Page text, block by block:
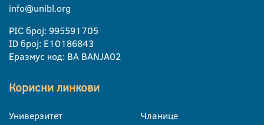
info@unibl.org
PIC број: 995591705
ID број: E10186843
Еразмус код: BA BANJA02
Корисни линкови
Универзитет
Чланице